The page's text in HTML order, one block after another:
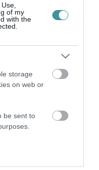
of my
with the
storage
on web or
be sent to
SKANDINÁV
rovatban a
is közreadunk,